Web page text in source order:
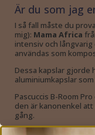
Är du som jag
I så fall måste du
mig): Mama Africa
intensiv och
användas som
Dessa kapslar gjorde
aluminiumkapslar
Pascuccis B-Room
den är kanonenkel
gång.